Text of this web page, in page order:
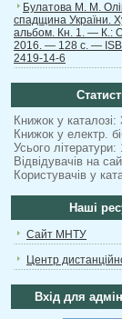
Булатова М. М.
спадщина України.
альбом. Кн. 1. — К.:
2016. — 128 с. —
2419-14-6
Книжок у каталозі:
Книжок у електр.
Усього літератури:
Відвідувачів на
Користувачів у
Наші
Сайт МНТУ
Центр
Вхід для